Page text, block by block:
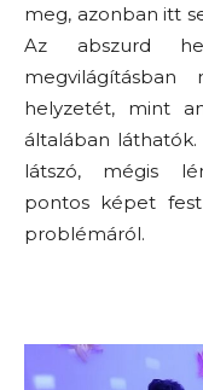
meg, azonban itt
Az abszurd
helyzetét, mint
általában
látszó, mégis
pontos képet
problémáról.